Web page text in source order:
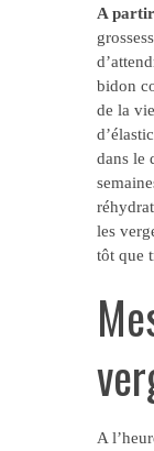
A
bidon
de la
dans le
les
tôt que
A